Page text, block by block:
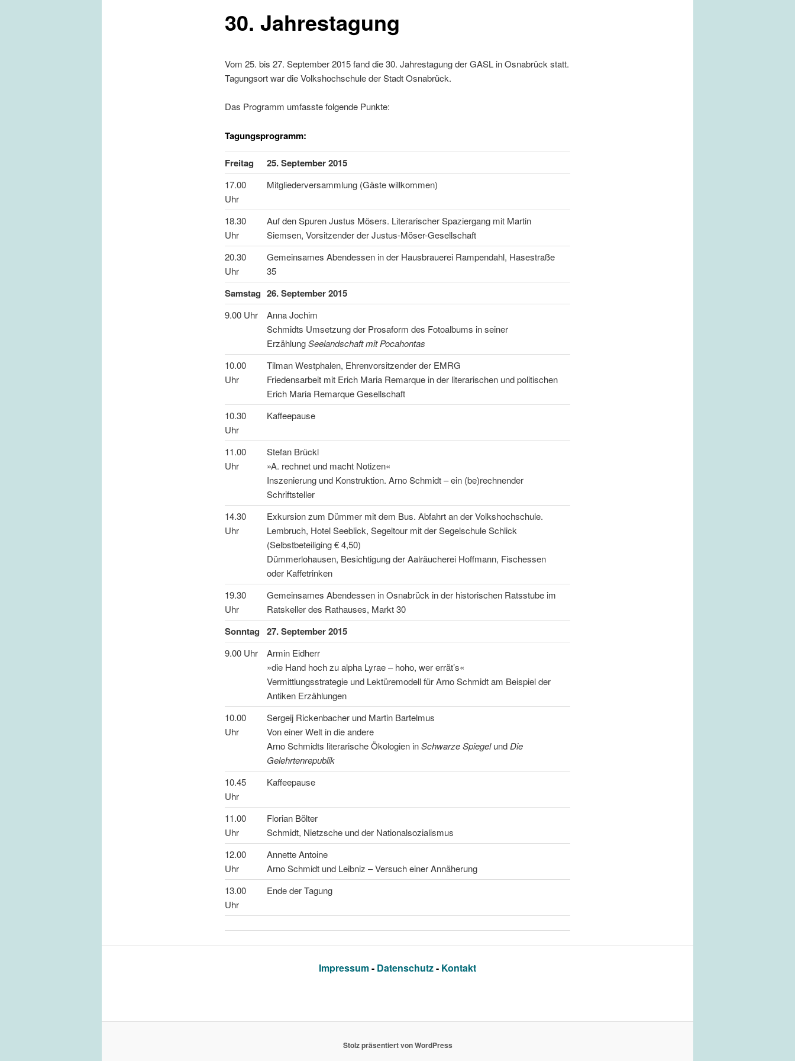
30. Jahrestagung
Vom 25. bis 27. September 2015 fand die 30. Jahrestagung der GASL in Osnabrück statt.
Tagungsort war die Volkshochschule der Stadt Osnabrück.
Das Programm umfasste folgende Punkte:
Tagungsprogramm:
Freitag 25. September 2015
17.00
Uhr
Mitgliederversammlung (Gäste willkommen)
18.30
Uhr
Auf den Spuren Justus Mösers. Literarischer Spaziergang mit Martin
Siemsen, Vorsitzender der Justus-Möser-Gesellschaft
20.30
Uhr
Gemeinsames Abendessen in der Hausbrauerei Rampendahl, Hasestraße
35
Samstag 26. September 2015
9.00 Uhr
Anna Jochim
Schmidts Umsetzung der Prosaform des Fotoalbums in seiner
ErzählungSeelandschaft mit Pocahontas
10.00
Uhr
Tilman Westphalen, Ehrenvorsitzender der EMRG
Friedensarbeit mit Erich Maria Remarque in der literarischen und politischen
Erich Maria Remarque Gesellschaft
10.30
Uhr
Kaffeepause
11.00
Uhr
Stefan Brückl
»A. rechnet und macht Notizen«
Inszenierung und Konstruktion. Arno Schmidt – ein (be)rechnender
Schriftsteller
14.30
Uhr
Exkursion zum Dümmer mit dem Bus. Abfahrt an der Volkshochschule.
Lembruch, Hotel Seeblick, Segeltour mit der Segelschule Schlick
(Selbstbeteiliging € 4,50)
Dümmerlohausen, Besichtigung der Aalräucherei Hoffmann, Fischessen
oder Kaffetrinken
19.30
Uhr
Gemeinsames Abendessen in Osnabrück in der historischen Ratsstube im
Ratskeller des Rathauses, Markt 30
Sonntag 27. September 2015
9.00 Uhr
Armin Eidherr
»die Hand hoch zu alpha Lyrae – hoho, wer errät’s«
Vermittlungsstrategie und Lektüremodell für Arno Schmidt am Beispiel der
Antiken Erzählungen
10.00
Uhr
Sergeij Rickenbacher und Martin Bartelmus
Von einer Welt in die andere
Arno Schmidts literarische Ökologien inSchwarze Spiegelund Die
Gelehrtenrepublik
10.45
Uhr
Kaffeepause
11.00
Uhr
Florian Bölter
Schmidt, Nietzsche und der Nationalsozialismus
12.00
Uhr
Annette Antoine
Arno Schmidt und Leibniz – Versuch einer Annäherung
13.00
Uhr
Ende der Tagung
Impressum- Datenschutz- Kontakt
Stolz präsentiert von WordPress